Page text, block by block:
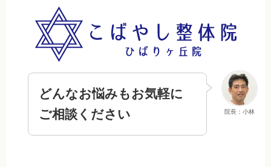
院長：小林
どんなお悩みもお気軽に
ご相談ください